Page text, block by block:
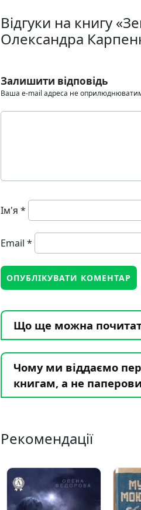
Відгуки на книгу
Олександра
Залишити відповідь
Ваша e-mail адреса не
Ім'я *
Email *
Що ще можна
Чому ми віддаємо
книгам, а не
Рекомендації